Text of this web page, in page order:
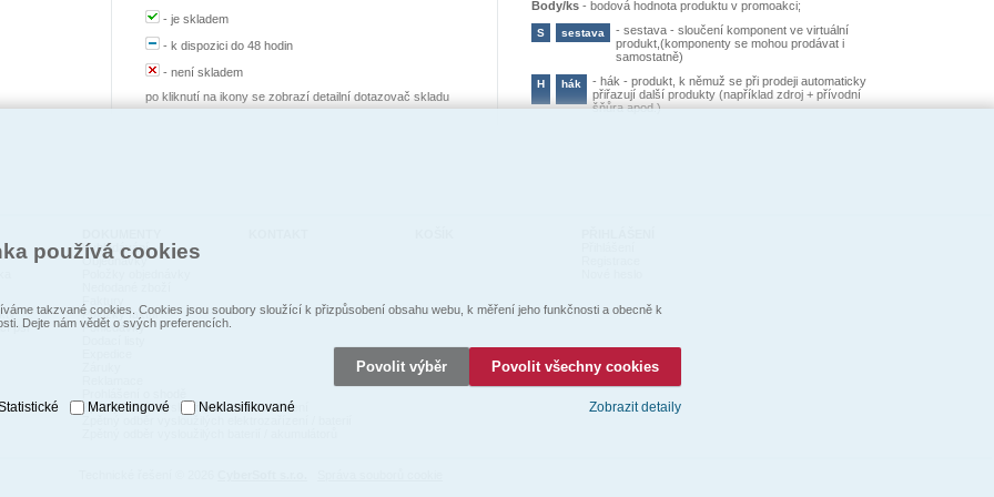
-je skladem
-k dispozici do 48 hodin
-není skladem
po kliknutí na ikony se zobrazí detailní dotazovač skladu
Body/ks -bodová hodnota produktu v promoakci;
S sestava -sestava - sloučení komponent ve virtuální
produkt,(komponenty se mohou prodávat i
samostatně)
H hák -hák - produkt, k němuž se při prodeji automaticky
přiřazují další produkty (například zdroj + přívodní
šňůra apod.)
psi
Vyhledávání
Objednávky
Položky faktur
Pohledávky
Zpětný odběr vysloužilých elektrozaŕízení
používá cookies
takzvané cookies. Cookies jsou soubory sloužící k přizpůsobení obsahu webu, k měření jeho funkčnosti a obecně k
Dejte nám vědět o svých preferencích.
Povolit výběr Povolit všechny cookies
Marketingové Neklasifikované Zobrazit detaily